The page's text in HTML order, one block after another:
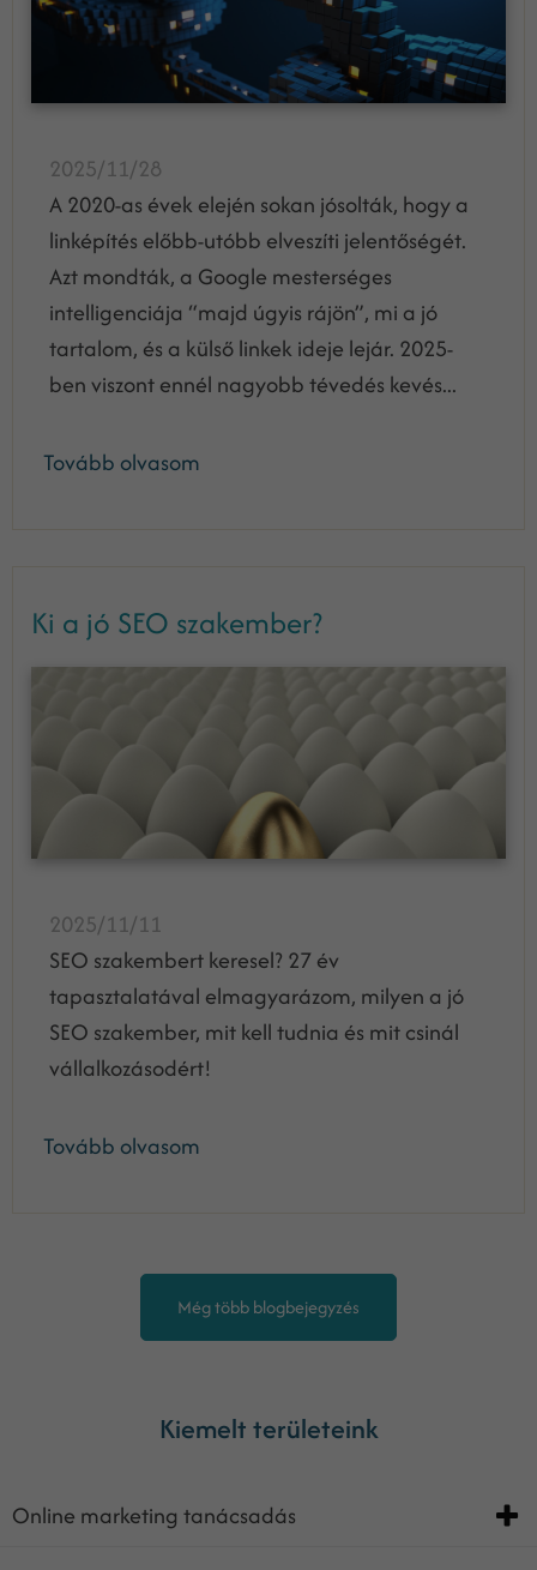
2025/11/28
A 2020-as évek elején sokan jósolták, hogy a
linképítés előbb-utóbb elveszíti jelentőségét.
Azt mondták, a Google mesterséges
intelligenciája “majd úgyis rájön”, mi a jó
tartalom, és a külső linkek ideje lejár. 2025-
ben viszont ennél nagyobb tévedés kevés...
Tovább olvasom
Ki a jó SEO szakember?
2025/11/11
SEO szakembert keresel? 27 év
tapasztalatával elmagyarázom, milyen a jó
SEO szakember, mit kell tudnia és mit csinál
vállalkozásodért!
Tovább olvasom
Még több blogbejegyzés
Kiemelt területeink
Online marketing tanácsadás